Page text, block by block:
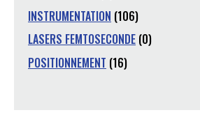
INSTRUMENTATION (106)
LASERS FEMTOSECONDE (0)
POSITIONNEMENT (16)